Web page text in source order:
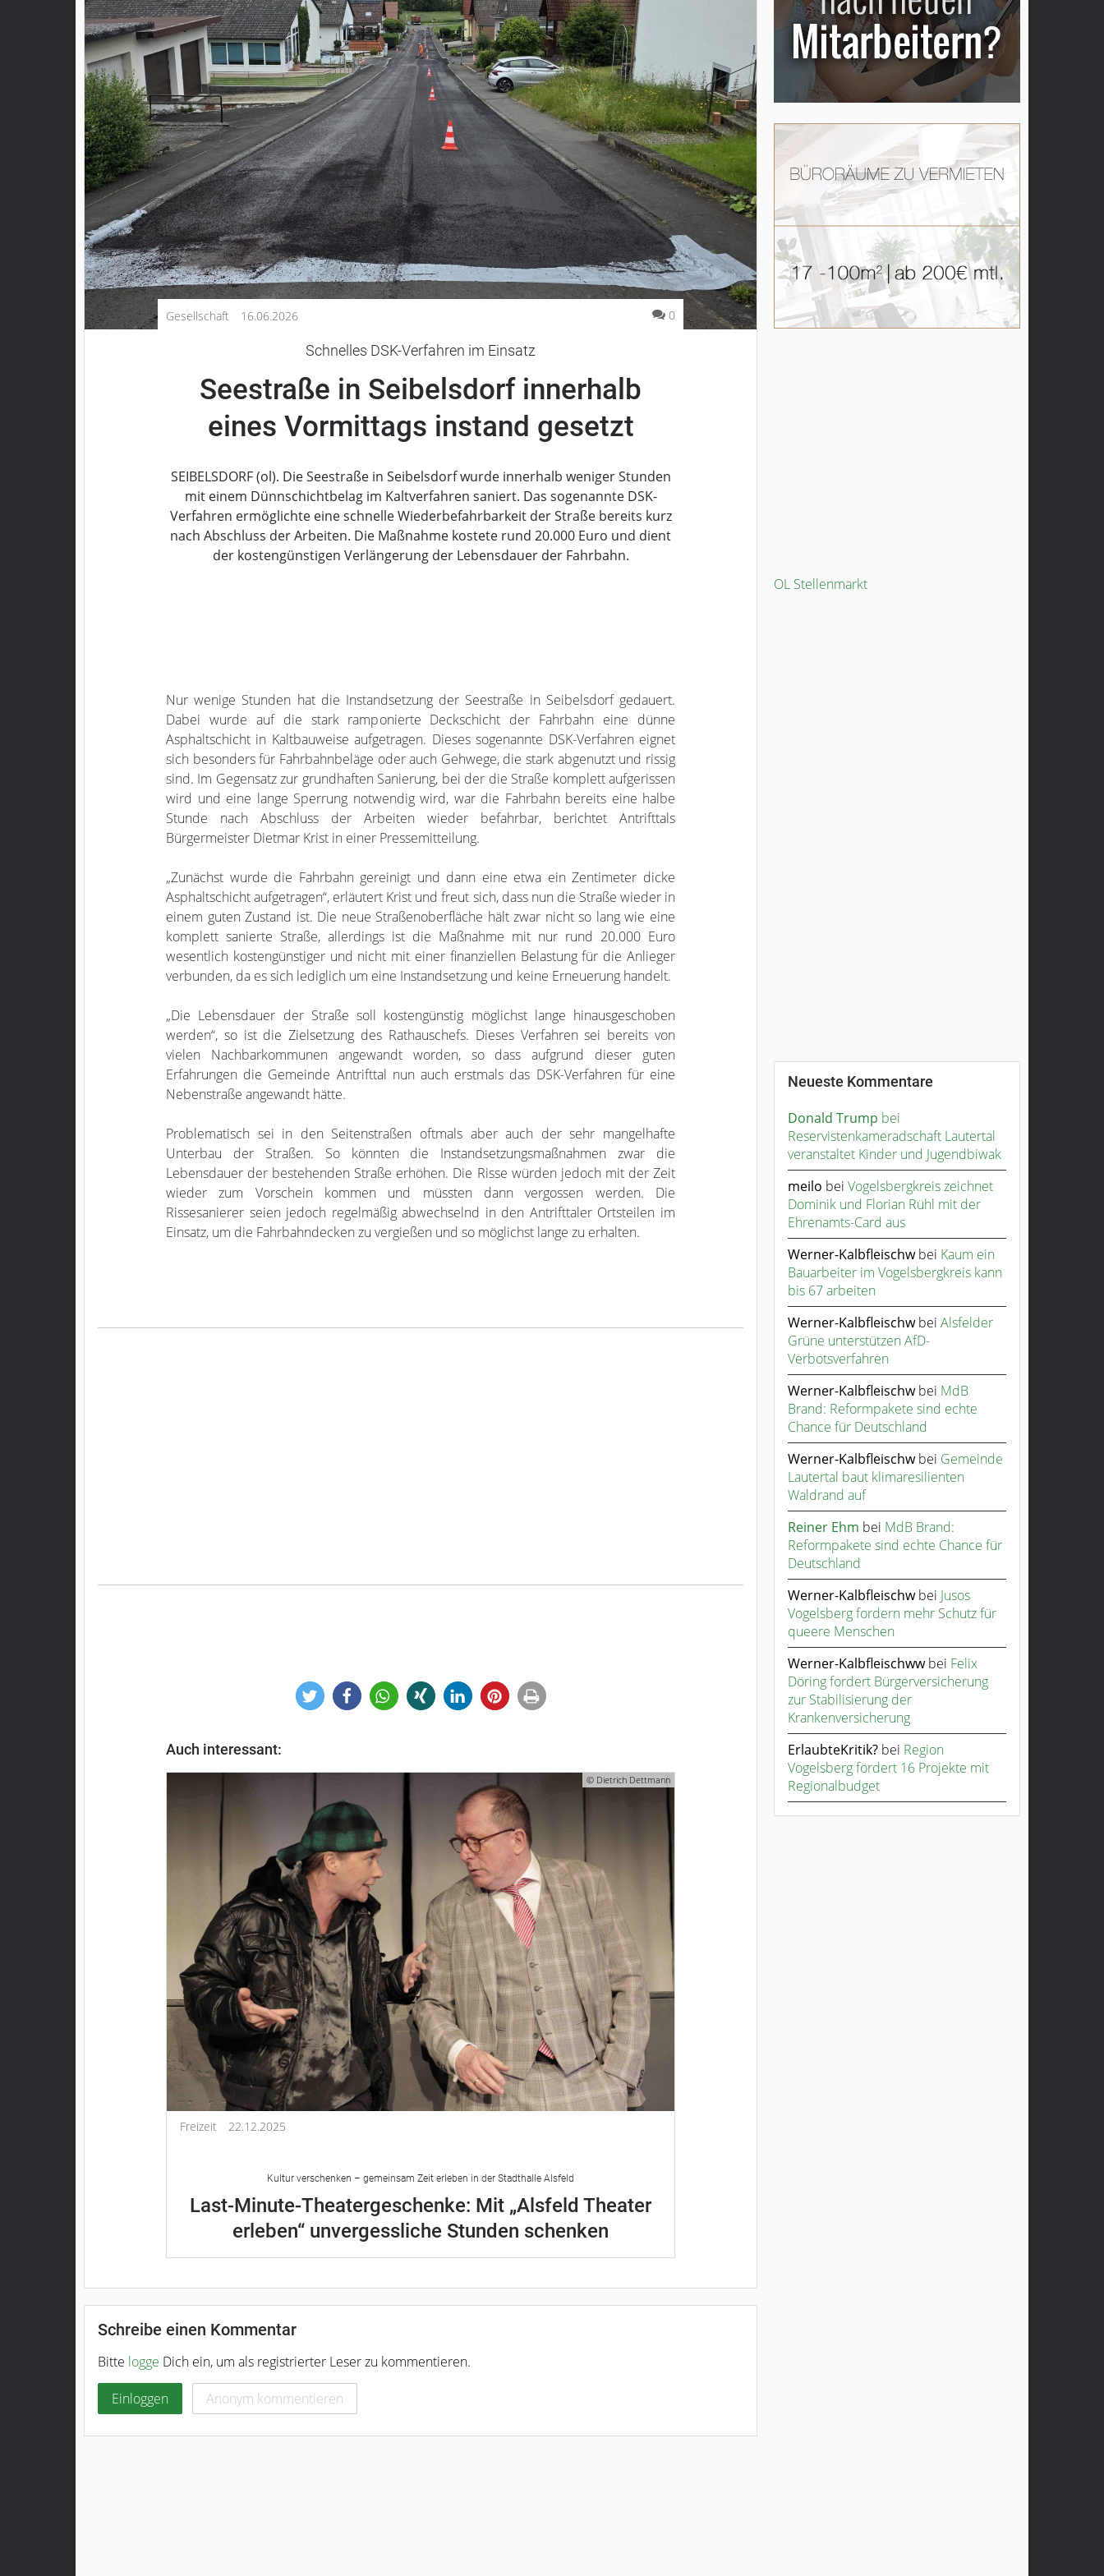
Kultur
Lifestyle
Wirtschaft
Vogelsberg
Alsfeld
Lauterbach
Romrod
Homberg
Ohm
Schotten
Schlitz
Antrifttal
Feldatal
Datenschutzerklärung
Gesellschaft 16.06.2026 0
Schnelles DSK-Verfahren im Einsatz
Seestraße in Seibelsdorf innerhalb
eines Vormittags instand gesetzt
SEIBELSDORF (ol). Die Seestraße in Seibelsdorf wurde innerhalb weniger Stunden
mit einem Dünnschichtbelag im Kaltverfahren saniert. Das sogenannte DSK-
Verfahren ermöglichte eine schnelle Wiederbefahrbarkeit der Straße bereits kurz
nach Abschluss der Arbeiten. Die Maßnahme kostete rund 20.000 Euro und dient
der kostengünstigen Verlängerung der Lebensdauer der Fahrbahn.
Nur wenige Stunden hat die Instandsetzung der Seestraße in Seibelsdorf gedauert.
Dabei wurde auf die stark ramponierte Deckschicht der Fahrbahn eine dünne
Asphaltschicht in Kaltbauweise aufgetragen. Dieses sogenannte DSK-Verfahren eignet
sich besonders für Fahrbahnbeläge oder auch Gehwege, die stark abgenutzt und rissig
sind. Im Gegensatz zur grundhaften Sanierung, bei der die Straße komplett aufgerissen
wird und eine lange Sperrung notwendig wird, war die Fahrbahn bereits eine halbe
Stunde nach Abschluss der Arbeiten wieder befahrbar, berichtet Antrifttals
Bürgermeister Dietmar Krist in einer Pressemitteilung.
„Zunächst wurde die Fahrbahn gereinigt und dann eine etwa ein Zentimeter dicke
Asphaltschicht aufgetragen“, erläutert Krist und freut sich, dass nun die Straße wieder in
einem guten Zustand ist. Die neue Straßenoberfläche hält zwar nicht so lang wie eine
komplett sanierte Straße, allerdings ist die Maßnahme mit nur rund 20.000 Euro
wesentlich kostengünstiger und nicht mit einer finanziellen Belastung für die Anlieger
verbunden, da es sich lediglich um eine Instandsetzung und keine Erneuerung handelt.
„Die Lebensdauer der Straße soll kostengünstig möglichst lange hinausgeschoben
werden“, so ist die Zielsetzung des Rathauschefs. Dieses Verfahren sei bereits von
vielen Nachbarkommunen angewandt worden, so dass aufgrund dieser guten
Erfahrungen die Gemeinde Antrifttal nun auch erstmals das DSK-Verfahren für eine
Nebenstraße angewandt hätte.
Problematisch sei in den Seitenstraßen oftmals aber auch der sehr mangelhafte
Unterbau der Straßen. So könnten die Instandsetzungsmaßnahmen zwar die
Lebensdauer der bestehenden Straße erhöhen. Die Risse würden jedoch mit der Zeit
wieder zum Vorschein kommen und müssten dann vergossen werden. Die
Rissesanierer seien jedoch regelmäßig abwechselnd in den Antrifttaler Ortsteilen im
Einsatz, um die Fahrbahndecken zu vergießen und so möglichst lange zu erhalten.
Auch interessant:
© Dietrich Dettmann
Freizeit 22.12.2025
Kultur verschenken – gemeinsam Zeit erleben in der Stadthalle Alsfeld
Last-Minute-Theatergeschenke: Mit „Alsfeld Theater
erleben“ unvergessliche Stunden schenken
Schreibe einen Kommentar
Bitte logge Dich ein, um als registrierter Leser zu kommentieren.
Einloggen Anonym kommentieren
OL Stellenmarkt
Neueste Kommentare
Donald Trump bei
Reservistenkameradschaft Lautertal
veranstaltet Kinder und Jugendbiwak
meilo bei Vogelsbergkreis zeichnet
Dominik und Florian Rühl mit der
Ehrenamts-Card aus
Werner-Kalbfleischwbei Kaum ein
Bauarbeiter im Vogelsbergkreis kann
bis 67 arbeiten
Werner-Kalbfleischwbei Alsfelder
Grüne unterstützen AfD-
Verbotsverfahren
Werner-Kalbfleischwbei MdB
Brand: Reformpakete sind echte
Chance für Deutschland
Werner-Kalbfleischwbei Gemeinde
Lautertal baut klimaresilienten
Waldrand auf
Reiner Ehm bei MdB Brand:
Reformpakete sind echte Chance für
Deutschland
Werner-Kalbfleischwbei Jusos
Vogelsberg fordern mehr Schutz für
queere Menschen
Werner-Kalbfleischwwbei Felix
Döring fordert Bürgerversicherung
zur Stabilisierung der
Krankenversicherung
ErlaubteKritik? bei Region
Vogelsberg fördert 16 Projekte mit
Regionalbudget